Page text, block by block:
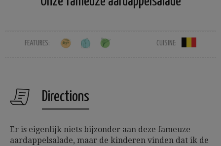
FEATURES: CUISINE:
Directions
Er is eigenlijk niets bijzonder aan deze fameuze
aardappelsalade, maar de kinderen vinden dat ik de